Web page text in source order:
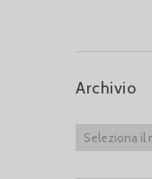
Archivio